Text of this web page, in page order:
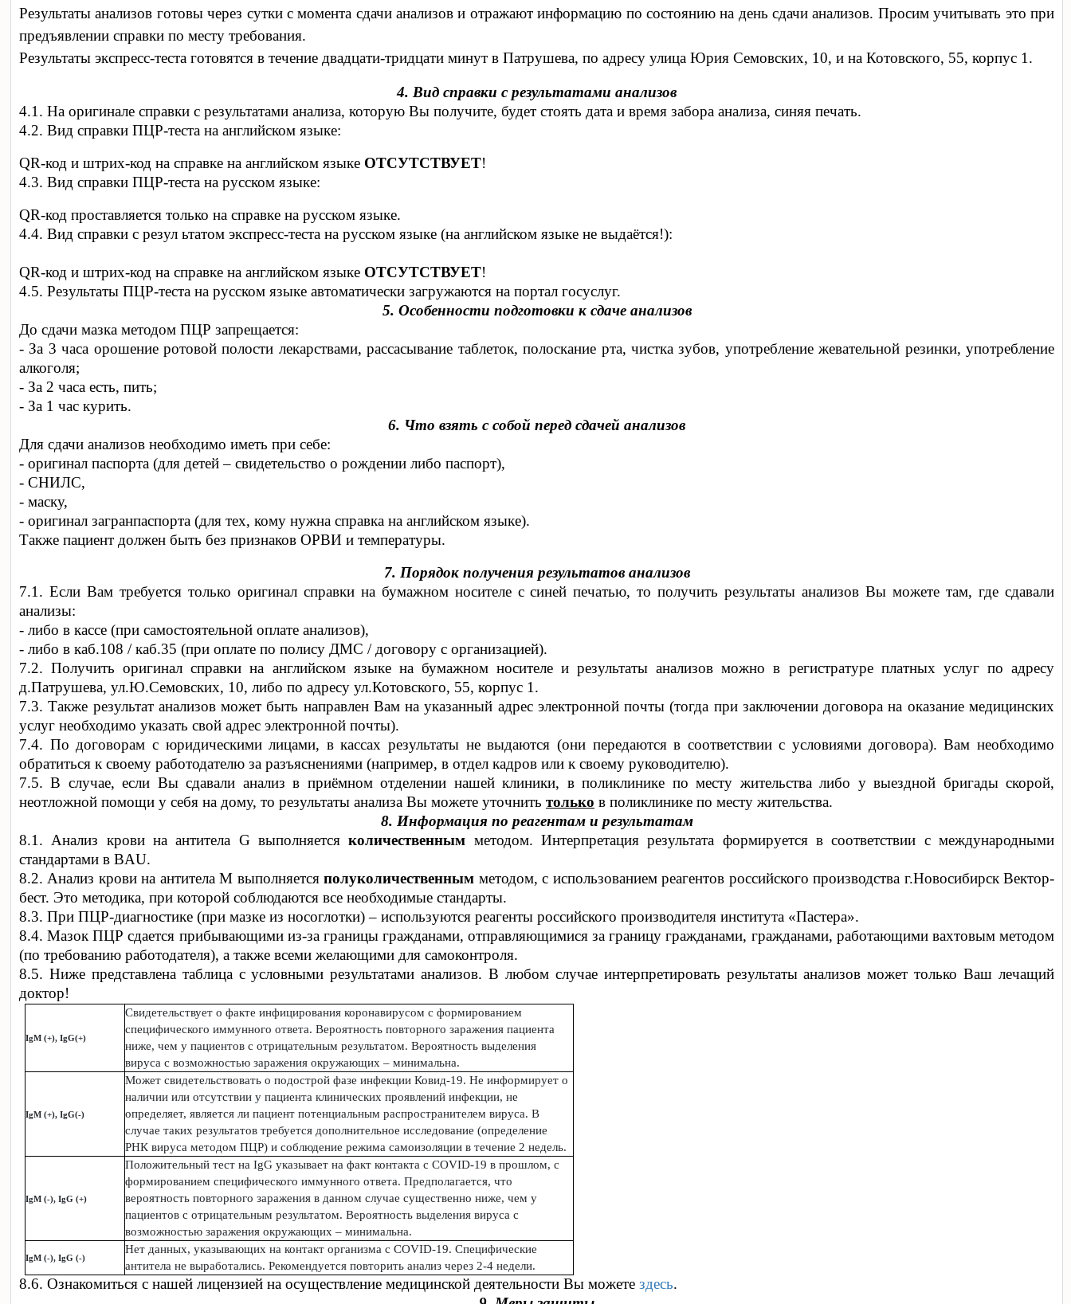
Результаты анализов готовы через сутки с момента сдачи анализов и отражают информацию по состоянию на день сдачи анализов. Просим учитывать это при
предъявлении справки по месту требования.
Результаты экспресс-теста готовятся в течение двадцати-тридцати минут в Патрушева, по адресу улица Юрия Семовских, 10, и на Котовского, 55, корпус 1.
4. Вид справки с результатами анализов
4.1. На оригинале справки с результатами анализа, которую Вы получите, будет стоять дата и время забора анализа, синяя печать.
4.2. Вид справки ПЦР-теста на английском языке:
QR-код и штрих-код на справке на английском языке ОТСУТСТВУЕТ!
4.3. Вид справки ПЦР-теста на русском языке:
QR-код проставляется только на справке на русском языке.
4.4. Вид справки с резул ьтатом экспресс-теста на русском языке (на английском языке не выдаётся!):
QR-код и штрих-код на справке на английском языке ОТСУТСТВУЕТ!
4.5. Результаты ПЦР-теста на русском языке автоматически загружаются на портал госуслуг.
5. Особенности подготовки к сдаче анализов
До сдачи мазка методом ПЦР запрещается:
- За 3 часа орошение ротовой полости лекарствами, рассасывание таблеток, полоскание рта, чистка зубов, употребление жевательной резинки, употребление
алкоголя;
- За 2 часа есть, пить;
- За 1 час курить.
6. Что взять с собой перед сдачей анализов
Для сдачи анализов необходимо иметь при себе:
- оригинал паспорта (для детей – свидетельство о рождении либо паспорт),
- СНИЛС,
- маску,
- оригинал загранпаспорта (для тех, кому нужна справка на английском языке).
Также пациент должен быть без признаков ОРВИ и температуры.
7. Порядок получения результатов анализов
7.1. Если Вам требуется только оригинал справки на бумажном носителе с синей печатью, то получить результаты анализов Вы можете там, где сдавали
анализы:
- либо в кассе (при самостоятельной оплате анализов),
- либо в каб.108 / каб.35 (при оплате по полису ДМС / договору с организацией).
7.2. Получить оригинал справки на английском языке на бумажном носителе и результаты анализов можно в регистратуре платных услуг по адресу
д.Патрушева, ул.Ю.Семовских, 10, либо по адресу ул.Котовского, 55, корпус 1.
7.3. Также результат анализов может быть направлен Вам на указанный адрес электронной почты (тогда при заключении договора на оказание медицинских
услуг необходимо указать свой адрес электронной почты).
7.4. По договорам с юридическими лицами, в кассах результаты не выдаются (они передаются в соответствии с условиями договора). Вам необходимо
обратиться к своему работодателю за разъяснениями (например, в отдел кадров или к своему руководителю).
7.5. В случае, если Вы сдавали анализ в приёмном отделении нашей клиники, в поликлинике по месту жительства либо у выездной бригады скорой,
неотложной помощи у себя на дому, то результаты анализа Вы можете уточнить только в поликлинике по месту жительства.
8. Информация по реагентам и результатам
8.1. Анализ крови на антитела G выполняетсяколичественным методом. Интерпретация результата формируется в соответствии с международными
стандартами в BAU.
8.2. Анализ крови на антитела M выполняетсяполуколичественным методом, с использованием реагентов российского производства г.Новосибирск Вектор-
бест. Это методика, при которой соблюдаются все необходимые стандарты.
8.3. При ПЦР-диагностике (при мазке из носоглотки) – используются реагенты российского производителя института «Пастера».
8.4. Мазок ПЦР сдается прибывающими из-за границы гражданами, отправляющимися за границу гражданами, гражданами, работающими вахтовым методом
(по требованию работодателя), а также всеми желающими для самоконтроля.
8.5. Ниже представлена таблица с условными результатами анализов. В любом случае интерпретировать результаты анализов может только Ваш лечащий
доктор!
IgM (+), IgG(+)
Свидетельствует о факте инфицирования коронавирусом с формированием
специфического иммунного ответа. Вероятность повторного заражения пациента
ниже, чем у пациентов с отрицательным результатом. Вероятность выделения
вируса с возможностью заражения окружающих – минимальна.
IgM (+), IgG(-)
Может свидетельствовать о подострой фазе инфекции Ковид-19. Не информирует о
наличии или отсутствии у пациента клинических проявлений инфекции, не
определяет, является ли пациент потенциальным распространителем вируса. В
случае таких результатов требуется дополнительное исследование (определение
РНК вируса методом ПЦР) и соблюдение режима самоизоляции в течение 2 недель.
IgM (-), IgG (+)
Положительный тест на IgG указывает на факт контакта с COVID-19 в прошлом, с
формированием специфического иммунного ответа. Предполагается, что
вероятность повторного заражения в данном случае существенно ниже, чем у
пациентов с отрицательным результатом. Вероятность выделения вируса с
возможностью заражения окружающих – минимальна.
IgM (-), IgG (-)
Нет данных, указывающих на контакт организма с COVID-19. Специфические
антитела не выработались. Рекомендуется повторить анализ через 2-4 недели.
8.6. Ознакомиться с нашей лицензией на осуществление медицинской деятельности Вы можете здесь.